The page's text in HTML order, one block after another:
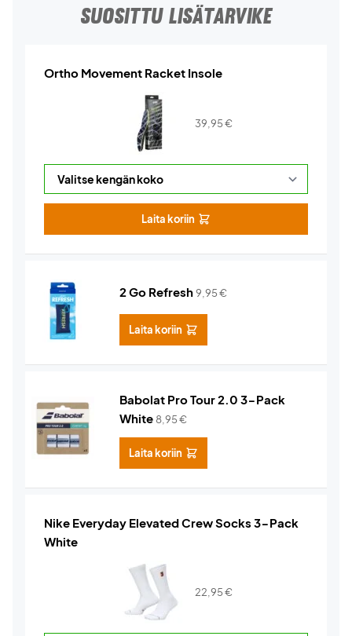
SUOSITTU LISÄTARVIKE
Ortho Movement Racket Insole
39,95€
Laita koriin
2 Go Refresh9,95€
Laita koriin
Babolat Pro Tour 2.0 3-Pack
White 8,95€
Laita koriin
Nike Everyday Elevated Crew Socks 3-Pack
White
22,95€